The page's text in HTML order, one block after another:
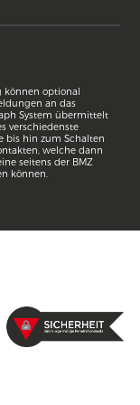
können optional
an das
System übermittelt
verschiedenste
bis hin zum Schalten
welche dann
seitens der BMZ
können.